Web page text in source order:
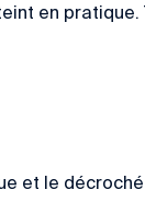
en pratique.
et le